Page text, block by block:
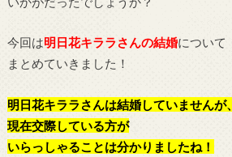
今回は明日花キララさんの結婚について
まとめていきました！
明日花キララさんは結婚していませんが、
現在交際している方が
いらっしゃることは分かりましたね！